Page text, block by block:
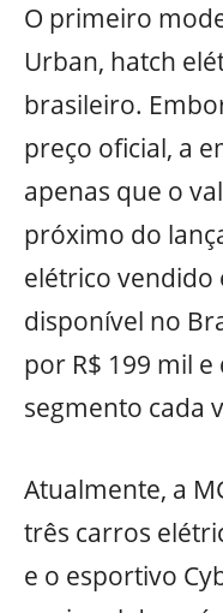
O primeiro
Urban, hatch
brasileiro.
preço oficial, a
apenas que o
próximo do
elétrico vendido
disponível no
por R$ 199 mil
segmento cada
Atualmente, a
três carros
e o esportivo